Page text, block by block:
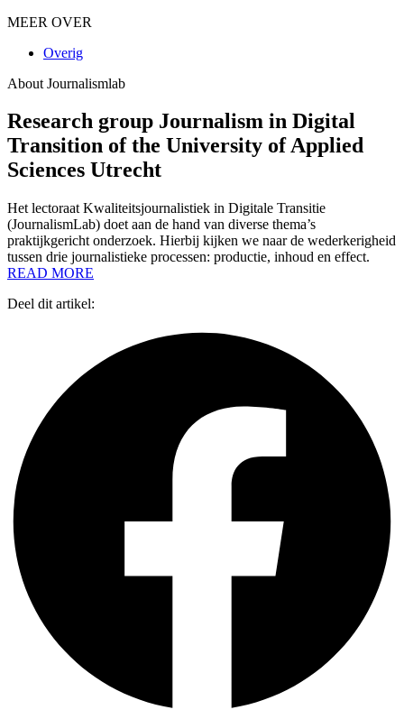
MEER OVER
Overig
About Journalismlab
Research group Journalism in Digital
Transition of the University of Applied
Sciences Utrecht
Het lectoraat Kwaliteitsjournalistiek in Digitale Transitie
(JournalismLab) doet aan de hand van diverse thema’s
praktijkgericht onderzoek. Hierbij kijken we naar de wederkerigheid
tussen drie journalistieke processen: productie, inhoud en effect.
READ MORE
Deel dit artikel: